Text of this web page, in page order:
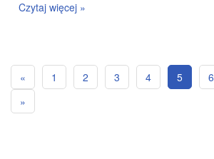
Czytaj więcej »
« 1 2 3 4 5 6
»